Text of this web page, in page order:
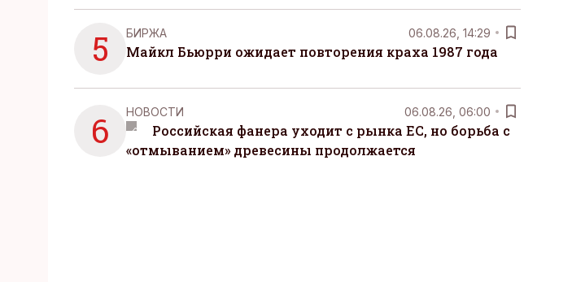
5 БИРЖА 06.08.26, 14:29
Майкл Бьюрри ожидает повторения краха 1987 года
6 НОВОСТИ 06.08.26, 06:00
Российская фанера уходит с рынка ЕС, но борьба с
«отмыванием» древесины продолжается